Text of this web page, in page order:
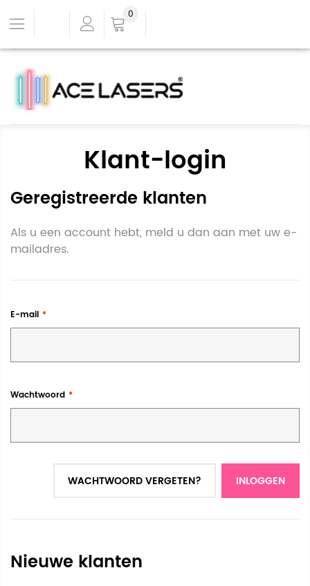
0
Klant-login
Geregistreerde klanten
Als u een account hebt, meld u dan aan met uw e-
mailadres.
E-mail
Wachtwoord
INLOGGEN
WACHTWOORD VERGETEN?
Nieuwe klanten